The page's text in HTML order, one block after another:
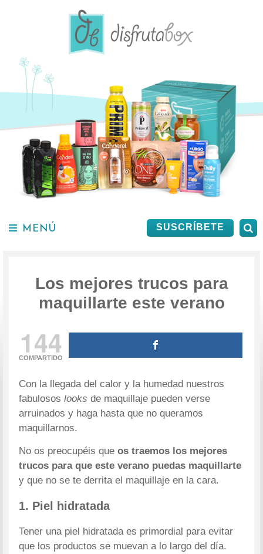
SUSCRÍBETE
MENÚ
Los mejores trucos para
maquillarte este verano
144
COMPARTIDO
Con la llegada del calor y la humedad nuestros
fabulososlooks de maquillaje pueden verse
arruinados y haga hasta que no queramos
maquillarnos.
No os preocupéis que os traemos los mejores
trucos para que este verano puedas maquillarte
y que no se te derrita el maquillaje en la cara.
1. Piel hidratada
Tener una piel hidratada es primordial para evitar
que los productos se muevan a lo largo del día.